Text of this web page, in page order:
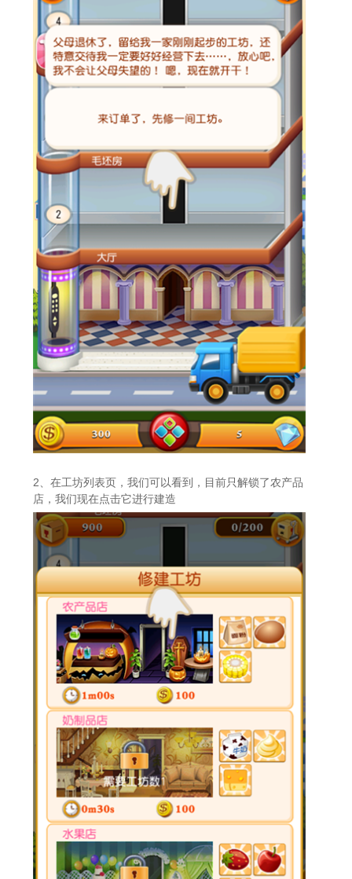
2、在工坊列表页，我们可以看到，目前只解锁了农产品
店，我们现在点击它进行建造